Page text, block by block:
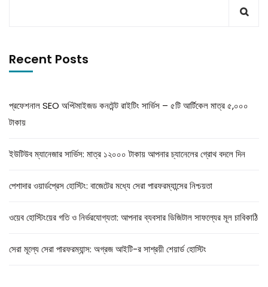
Recent Posts
প্রফেশনাল SEO অপ্টিমাইজড কনটেন্ট রাইটিং সার্ভিস – ৫টি আর্টিকেল মাত্র ৫,০০০
টাকায়
ইউটিউব ম্যানেজার সার্ভিস: মাত্র ১২০০০ টাকায় আপনার চ্যানেলের গ্রোথ বদলে দিন
পেশাদার ওয়ার্ডপ্রেস হোস্টিং: বাজেটের মধ্যে সেরা পারফরম্যান্সের নিশ্চয়তা
ওয়েব হোস্টিংয়ের গতি ও নির্ভরযোগ্যতা: আপনার ব্যবসার ডিজিটাল সাফল্যের মূল চাবিকাঠি
সেরা মূল্যে সেরা পারফরম্যান্স: অগ্রজ আইটি-র সাশ্রয়ী শেয়ার্ড হোস্টিং